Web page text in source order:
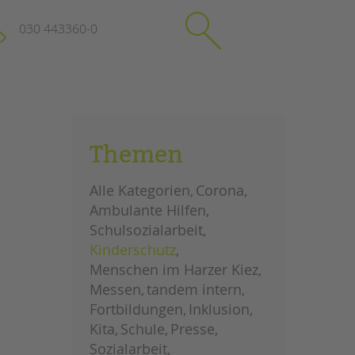
Impressum
Datenschutz
Hinweisgebersystem
Intranet
schließen
030 443360-0
SuchenThemen
Alle Kategorien Corona
Ambulante Hilfen
Schulsozialarbeit
Kinderschutz
Menschen im Harzer Kiez
Messen tandem intern
Fortbildungen Inklusion
Kita Schule Presse
Sozialarbeit